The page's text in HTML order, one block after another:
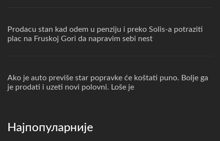
Prodacu stan kad odem u penziju i preko Solis-a potraziti
plac na Fruskoj Gori da napravim sebi nest
Ako je auto previše star popravke će koštati puno. Bolje ga
je prodati i uzeti novi polovni. Loše je
Најпопуларније